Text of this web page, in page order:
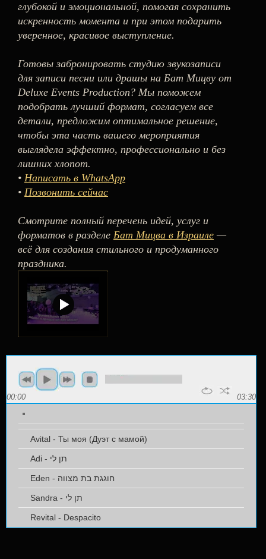
глубокой и эмоциональной, помогая сохранить
искренность момента и при этом подарить
уверенное, красивое выступление.
Готовы забронировать студию звукозаписи
для записи песни или драшы на Бат Мицву от
Deluxe Events Production? Мы поможем
подобрать лучший формат, согласуем все
детали, предложим оптимальное решение,
чтобы эта часть вашего мероприятия
выглядела эффектно, профессионально и без
лишних хлопот.
• Написать в WhatsApp
• Позвонить сейчас
Смотрите полный перечень идей, услуг и
форматов в разделе Бат Мицва в Израиле —
всё для создания стильного и продуманного
праздника.
00:00 03:30
Avital - Ты моя (Дуэт с мамой)
Adi - תן לי
Eden - חוגגת בת מצווה
Sandra - תן לי
Revital - Despacito